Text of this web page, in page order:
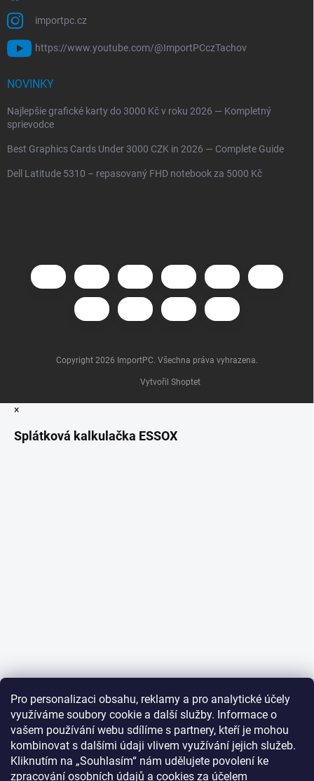
Pro personalizaci obsahu, reklamy a pro analytické účely
využíváme soubory cookie a další služby. Informace o
vašem používání webu sdílíme s partnery, kteří je mohou
kombinovat s dalšími údaji vlivem využívání jejich služeb.
Kliknutím na „Souhlasím“ nám udělujete povolení ke
zpracování osobních údajů a cookies za účelem
importpc.cz
https://www.youtube.com/@ImportPCczTachov
NOVINKY
Najlepšie grafické karty do 3000 Kč v roku 2026 — Kompletný
sprievodce
Best Graphics Cards Under 3000 CZK in 2026 — Complete Guide
Dell Latitude 5310 – repasovaný FHD notebook za 5000 Kč
Vytvořil Shoptet
Copyright 2026 ImportPC. Všechna práva vyhrazena.
×
Splátková kalkulačka ESSOX